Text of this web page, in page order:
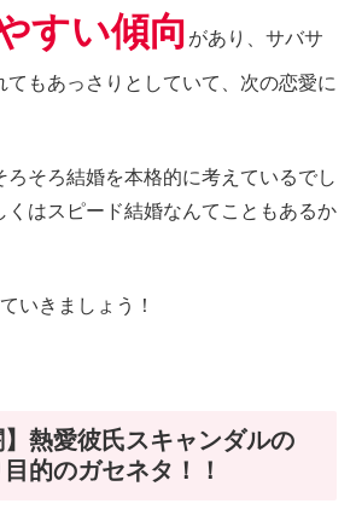
すい傾向 があり、サバサ
てもあっさりとしていて、次の恋愛に
ろそろ結婚を本格的に考えているでし
くはスピード結婚なんてこともあるか
いきましょう！
】熱愛彼氏スキャンダルの
的のガセネタ！！